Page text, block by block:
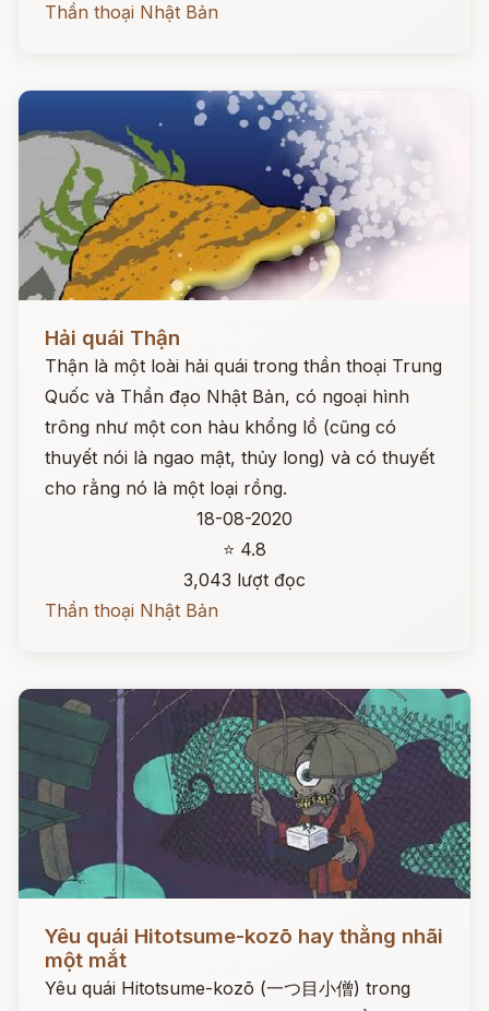
Thần thoại Nhật Bản
Hải quái Thận
Thận là một loài hải quái trong thần thoại Trung
Quốc và Thần đạo Nhật Bản, có ngoại hình
trông như một con hàu khổng lồ (cũng có
thuyết nói là ngao mật, thủy long) và có thuyết
cho rằng nó là một loại rồng.
18-08-2020
⭐ 4.8
3,043 lượt đọc
Thần thoại Nhật Bản
Yêu quái Hitotsume-kozō hay thằng nhãi
một mắt
Yêu quái Hitotsume-kozō (一つ目小僧) trong